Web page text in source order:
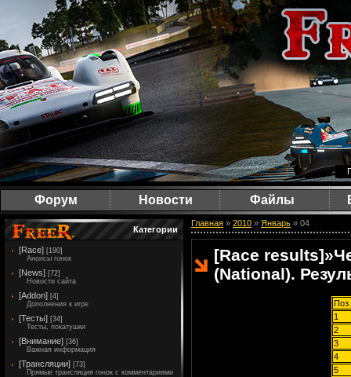
Форум Новости Файлы
Категории
[Race] [190]
Анонсы гонок
[News] [72]
Новости сайта
[Addon] [4]
Дополнения к игре
[Тесты] [34]
Тесты, покатушки
[Внимание] [36]
Важная информация
[Трансляции] [73]
Прямые трансляция гонок с комментариями
Главная » 2010 » Январь » 04
[Race results]»
(National).
Поз.
1
2
3
4
5